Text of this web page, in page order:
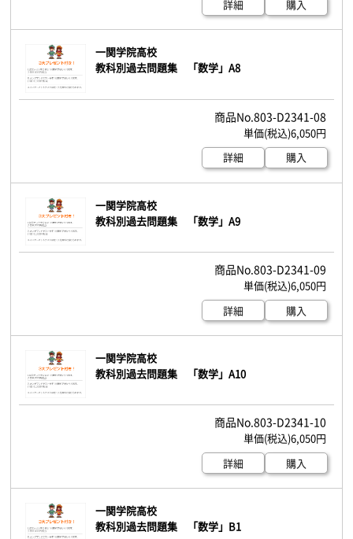
詳細
購入
一関学院高校
教科別過去問題集 「数学」A8
803-D2341-08
6,050円
詳細
購入
一関学院高校
教科別過去問題集 「数学」A9
803-D2341-09
6,050円
詳細
購入
一関学院高校
教科別過去問題集 「数学」A10
803-D2341-10
6,050円
詳細
購入
一関学院高校
教科別過去問題集 「数学」B1